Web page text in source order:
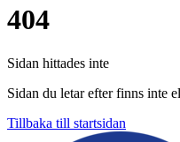
404
Sidan hittades inte
Sidan du letar efter finns inte
Tillbaka till startsidan